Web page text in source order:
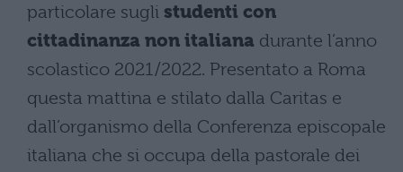
particolare sugli studenti con
cittadinanza non italiana durante l’anno
scolastico 2021/2022. Presentato a Roma
questa mattina e stilato dalla Caritas e
dall’organismo della Conferenza episcopale
italiana che si occupa della pastorale dei